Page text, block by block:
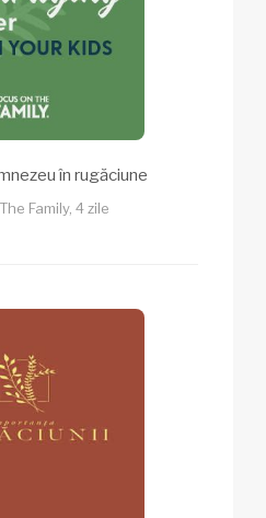
în rugăciune
Family, 4 zile